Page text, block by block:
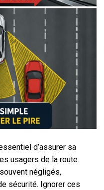
d’assurer sa
usagers de la route.
négligés,
sécurité. Ignorer ces